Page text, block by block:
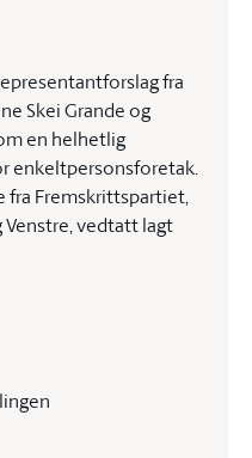
fra
Skei Grande og
en helhetlig
enkeltpersonsforetak.
fra Fremskrittspartiet,
Venstre, vedtatt lagt